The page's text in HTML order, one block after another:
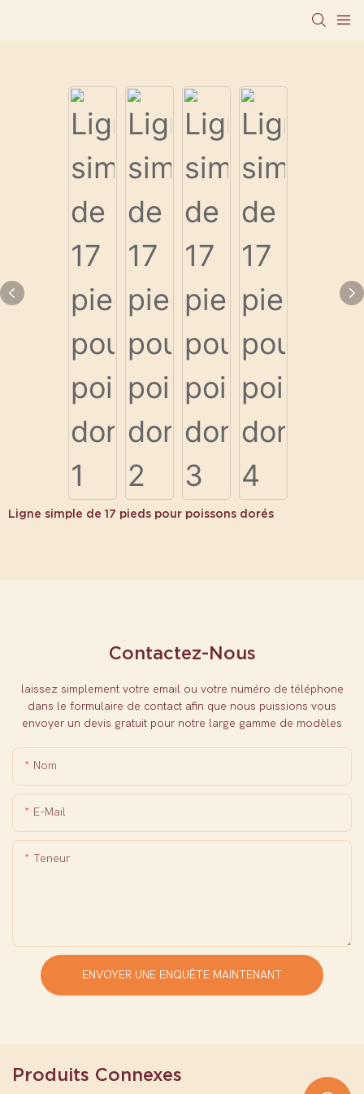
Ligne simple de 17 pieds pour poissons dorés
Contactez-Nous
laissez simplement votre email ou votre numéro de téléphone
dans le formulaire de contact afin que nous puissions vous
envoyer un devis gratuit pour notre large gamme de modèles
Nom
E-Mail
Teneur
ENVOYER UNE ENQUÊTE MAINTENANT
Produits Connexes